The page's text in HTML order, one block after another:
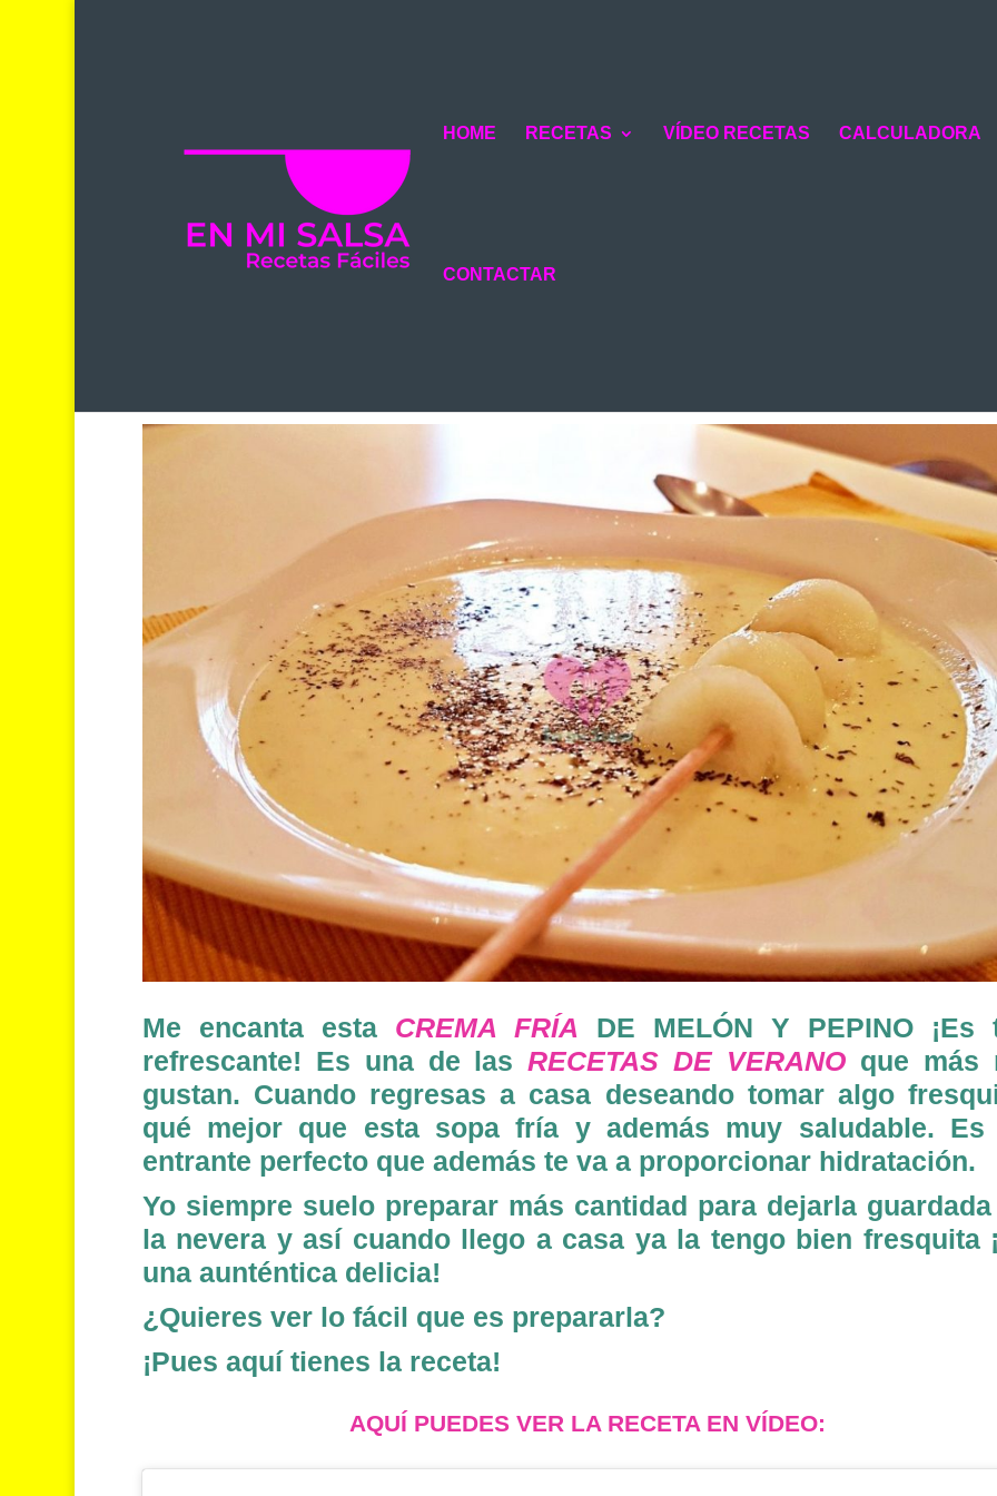
HOME RECETAS VÍDEO RECETAS CALCULADORA
CONTACTAR
Me encanta esta CREMA FRÍA DE MELÓN Y PEPINO ¡Es
refrescante! Es una de lasRECETAS DE VERANO que más
gustan. Cuando regresas a casa deseando tomar algo
qué mejor que esta sopa fría y además muy saludable. Es
entrante perfecto que además te va a proporcionar hidratación.
Yo siempre suelo preparar más cantidad para dejarla
la nevera y así cuando llego a casa ya la tengo bien fresquita
una aunténtica delicia!
¿Quieres ver lo fácil que es prepararla?
¡Pues aquí tienes la receta!
AQUÍ PUEDES VER LA RECETA EN VÍDEO: